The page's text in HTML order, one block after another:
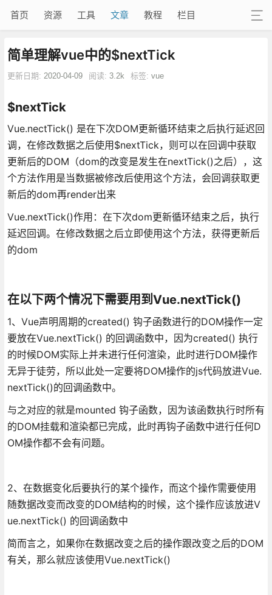
首页 资源 工具 文章 教程 栏目
简单理解vue中的$nextTick
更新日期: 2020-04-09 阅读: 3.2k 标签: vue
$nextTick
Vue.nectTick() 是在下次DOM更新循环结束之后执行延迟回
调，在修改数据之后使用$nextTick，则可以在回调中获取
更新后的DOM（dom的改变是发生在nextTick()之后），这
个方法作用是当数据被修改后使用这个方法，会回调获取更
新后的dom再render出来
Vue.nextTick()作用：在下次dom更新循环结束之后，执行
延迟回调。在修改数据之后立即使用这个方法，获得更新后
的dom
在以下两个情况下需要用到Vue.nextTick()
1、Vue声明周期的created() 钩子函数进行的DOM操作一定
要放在Vue.nextTick() 的回调函数中，因为created() 执行
的时候DOM实际上并未进行任何渲染，此时进行DOM操作
无异于徒劳，所以此处一定要将DOM操作的js代码放进Vue.
nextTick()的回调函数中。
与之对应的就是mounted 钩子函数，因为该函数执行时所有
的DOM挂载和渲染都已完成，此时再钩子函数中进行任何D
OM操作都不会有问题。
2、在数据变化后要执行的某个操作，而这个操作需要使用
随数据改变而改变的DOM结构的时候，这个操作应该放进V
ue.nextTick() 的回调函数中
简而言之，如果你在数据改变之后的操作跟改变之后的DOM
有关，那么就应该使用Vue.nextTick()